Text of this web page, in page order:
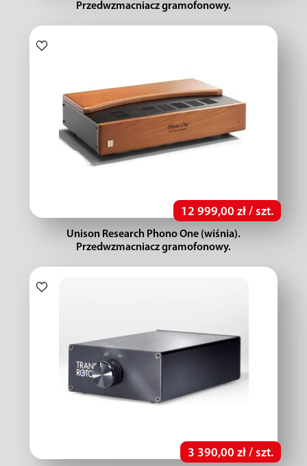
Przedwzmacniacz gramofonowy.
12 999,00 zł / szt.
Unison Research Phono One (wiśnia).
Przedwzmacniacz gramofonowy.
3 390,00 zł / szt.